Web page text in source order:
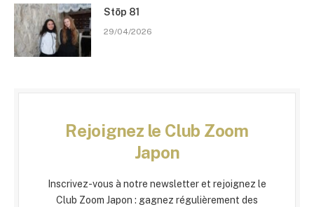
Stōp 81
29/04/2026
Rejoignez le Club Zoom
Japon
Inscrivez-vous à notre newsletter et rejoignez le
Club Zoom Japon : gagnez régulièrement des